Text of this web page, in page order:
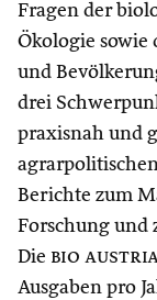
Fragen der
Ökologie sowie
und
drei
praxisnah und
Berichte zum
Forschung und
Die bio
Ausgaben pro